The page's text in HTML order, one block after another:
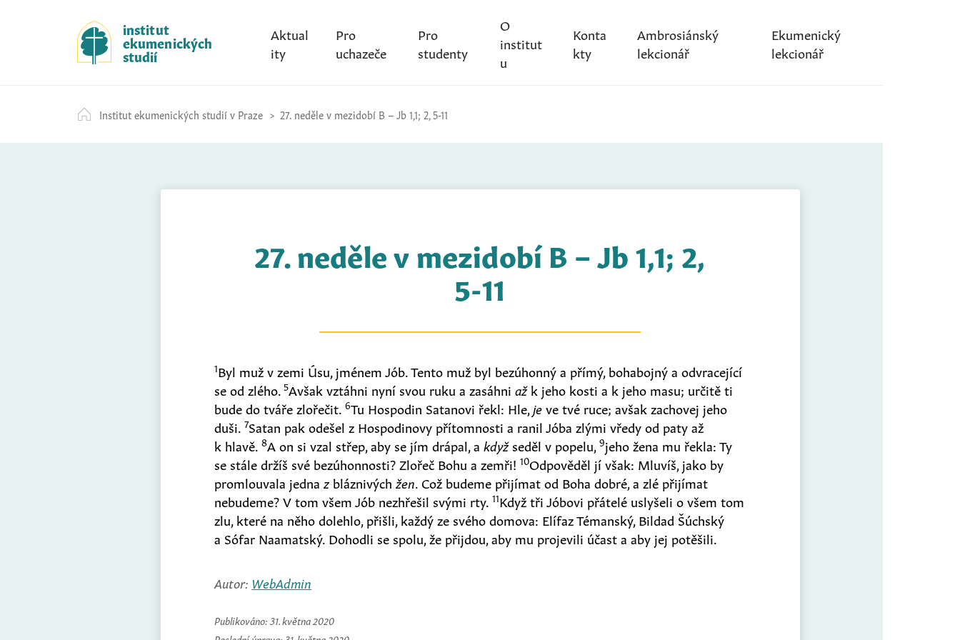
k
i
p
t
c
o
institut
ekumenických
studií
Aktual
ity
Pro
uchazeče
Pro
studenty
O
institut
u
Konta
kty
Ambrosiánský
lekcionář
Ekumenický
lekcionář
Institut ekumenických studií v Praze 27. neděle v mezidobí B – Jb 1,1; 2, 5-11
27. neděle v mezidobí B – Jb 1,1; 2,
5-11
1Byl muž v zemi Úsu, jménem Jób. Tento muž byl bezúhonný a přímý, bohabojný a odvracející
se od zlého. 5Avšak vztáhni nyní svou ruku a zasáhniažk jeho kosti a k jeho masu; určitě ti
bude do tváře zlořečit.6Tu Hospodin Satanovi řekl: Hle, jeve tvé ruce; avšak zachovej jeho
duši.7Satan pak odešel z Hospodinovy přítomnosti a ranil Jóba zlými vředy od paty až
k hlavě.8A on si vzal střep, aby se jím drápal, a kdyžseděl v popelu,9jeho žena mu řekla: Ty
se stále držíš své bezúhonnosti? Zlořeč Bohu a zemři!10Odpověděl jí však: Mluvíš, jako by
promlouvala jedna z bláznivých žen. Což budeme přijímat od Boha dobré, a zlé přijímat
nebudeme? V tom všem Jób nezhřešil svými rty.11Když tři Jóbovi přátelé uslyšeli o všem tom
zlu, které na něho dolehlo, přišli, každý ze svého domova: Elífaz Témanský, Bildad Šúchský
a Sófar Naamatský. Dohodli se spolu, že přijdou, aby mu projevili účast a aby jej potěšili.
Autor: WebAdmin
Publikováno: 31. května 2020